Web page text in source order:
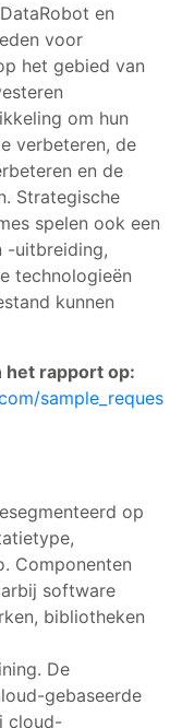
en
voor
het gebied van
om hun
verbeteren, de
en de
Strategische
spelen ook een
-uitbreiding,
technologieën
kunnen
het rapport op:
sample_reques
op
Componenten
software
bibliotheken
De
gebaseerde
cloud-